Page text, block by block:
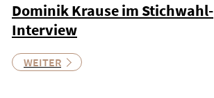
Dominik Krause im Stichwahl-
Interview
WEITER